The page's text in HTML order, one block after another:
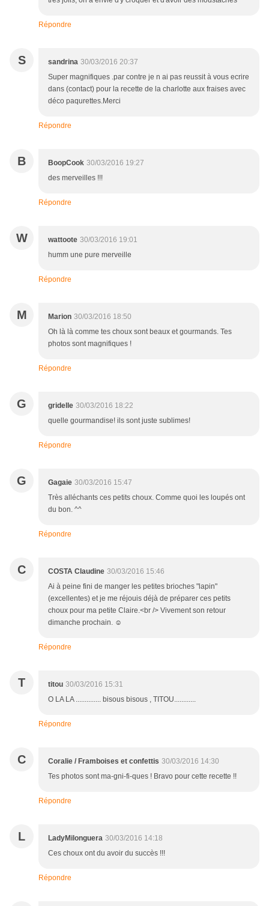
Répondre
S sandrina 30/03/2016 20:37
Super magnifiques .par contre je n ai pas reussit à vous ecrire
dans (contact) pour la recette de la charlotte aux fraises avec
déco paqurettes.Merci
Répondre
B BoopCook 30/03/2016 19:27
des merveilles !!!
Répondre
W wattoote 30/03/2016 19:01
humm une pure merveille
Répondre
M Marion 30/03/2016 18:50
Oh là là comme tes choux sont beaux et gourmands. Tes
photos sont magnifiques !
Répondre
G gridelle 30/03/2016 18:22
quelle gourmandise! ils sont juste sublimes!
Répondre
G Gagaie 30/03/2016 15:47
Très alléchants ces petits choux. Comme quoi les loupés ont
du bon. ^^
Répondre
C COSTA Claudine 30/03/2016 15:46
Ai à peine fini de manger les petites brioches "lapin"
(excellentes) et je me réjouis déjà de préparer ces petits
choux pour ma petite Claire.<br /> Vivement son retour
dimanche prochain. ☺
Répondre
T titou 30/03/2016 15:31
O LA LA .............. bisous bisous , TITOU............
Répondre
C Coralie / Framboises et confettis 30/03/2016 14:30
Tes photos sont ma-gni-fi-ques ! Bravo pour cette recette !!
Répondre
L LadyMilonguera 30/03/2016 14:18
Ces choux ont du avoir du succès !!!
Répondre